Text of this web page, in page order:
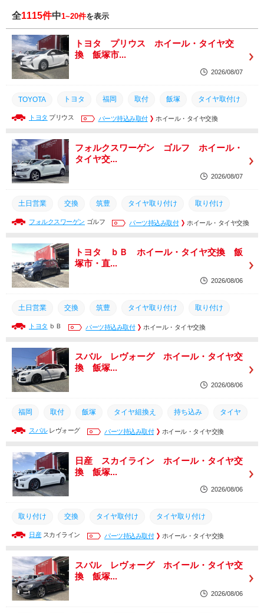
全1115件中1~20件を表示
トヨタ プリウス ホイール・タイヤ交
換 飯塚市...
2026/08/07
TOYOTA トヨタ 福岡 取付 飯塚 タイヤ取付け
タイヤ 持ち込み タイヤ組換え 取り付け
タイヤ取り付け
トヨタ プリウス パーツ持込み取付 ホイール・タイヤ交換
フォルクスワーゲン ゴルフ ホイール・
タイヤ交...
2026/08/07
土日営業 交換 筑豊 タイヤ取り付け 取り付け
タイヤ取付け タイヤ 持ち込み タイヤ組換え 飯塚
取付 福岡
フォルクスワーゲン ゴルフ パーツ持込み取付 ホイール・タイヤ交換
トヨタ ｂＢ ホイール・タイヤ交換 飯
塚市・直...
2026/08/06
土日営業 交換 筑豊 タイヤ取り付け 取り付け
タイヤ組換え 持ち込み タイヤ タイヤ取付け
取付 福岡
トヨタ ｂＢ パーツ持込み取付 ホイール・タイヤ交換
スバル レヴォーグ ホイール・タイヤ交
換 飯塚...
2026/08/06
福岡 取付 飯塚 タイヤ組換え 持ち込み タイヤ
タイヤ取付け 取り付け タイヤ取り付け 筑豊 交換
土日営業
スバルレヴォーグ パーツ持込み取付 ホイール・タイヤ交換
日産 スカイライン ホイール・タイヤ交
換 飯塚...
2026/08/06
取り付け 交換 タイヤ取付け タイヤ取り付け
タイヤ組換え 土日営業 持ち込み 筑豊 タイヤ
飯塚 取付
日産スカイライン パーツ持込み取付 ホイール・タイヤ交換
スバル レヴォーグ ホイール・タイヤ交
換 飯塚...
2026/08/06